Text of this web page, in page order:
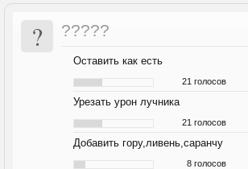
? ?????
Оставить как есть
21 голосов
Урезать урон лучника
21 голосов
Добавить гору,ливень,саранчу
8 голосов